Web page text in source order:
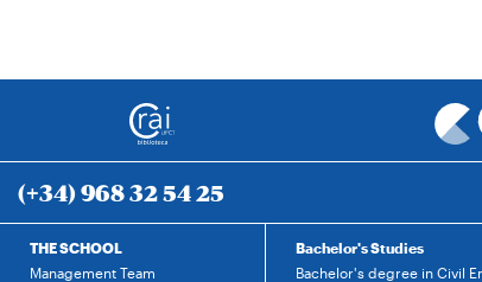
(+34) 968 32 54 25
THE SCHOOL
Management Team
Bachelor's Studies
Bachelor's degree in Civil